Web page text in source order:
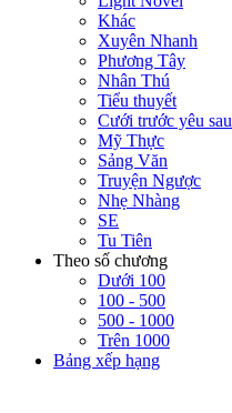
Khác
Xuyên Nhanh
Phương Tây
Nhân Thú
Tiểu thuyết
Cưới trước yêu sau
Mỹ Thực
Sảng Văn
Truyện Ngược
Nhẹ Nhàng
SE
Tu Tiên
Theo số chương
Dưới 100
100 - 500
500 - 1000
Trên 1000
Bảng xếp hạng